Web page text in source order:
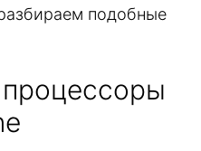
подобные